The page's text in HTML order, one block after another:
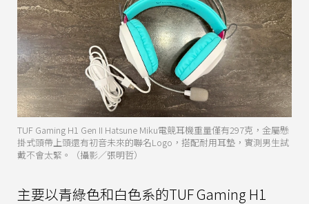
TUF Gaming H1 Gen II Hatsune Miku電競耳機重量僅有297克，金屬懸
掛式頭帶上頭還有初音未來的聯名Logo，搭配耐用耳墊，實測男生試
戴不會太緊。（攝影／張明哲）
主要以青綠色和白色系的TUF Gaming H1